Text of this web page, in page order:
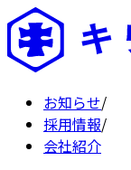
お知らせ/
採用情報/
会社紹介